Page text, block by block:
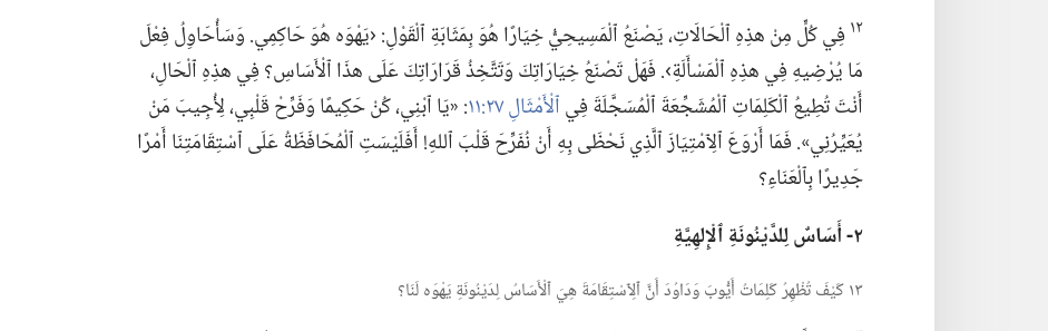
١٢ فِي كُلٍّ مِنْ هذِهِ ٱلْحَالَاتِ،‏ يَصْنَعُ ٱلْمَسِيحِيُّ خِيَارًا هُوَ بِمَثَابَةِ ٱلْقَوْلِ:‏ ‹يَهْوَه هُوَ حَاكِمِي.‏ وَسَأُحَاوِلُ فِعْلَ
مَا يُرْضِيهِ فِي هذِهِ ٱلْمَسْأَلَةِ›.‏ فَهَلْ تَصْنَعُ خِيَارَاتِكَ وَتَتَّخِذُ قَرَارَاتِكَ عَلَى هذَا ٱلْأَسَاسِ؟‏ فِي هذِهِ ٱلْحَالِ،‏
أَنْتَ تُطِيعُ ٱلْكَلِمَاتِ ٱلْمُشَجِّعَةَ ٱلْمُسَجَّلَةَ فِيٱلْأَمْثَالِ ٢٧:‏١١
‏:‏ «يَا ٱبْنِي،‏ كُنْ حَكِيمًا وَفَرِّحْ قَلْبِي،‏ لِأُجِيبَ مَنْ
يُعَيِّرُنِي».‏ فَمَا أَرْوَعَ ٱلِٱمْتِيَازَ ٱلَّذِي نَحْظَى بِهِ أَنْ نُفَرِّحَ قَلْبَ ٱللهِ!‏ أَفَلَيْسَتِ ٱلْمُحَافَظَةُ عَلَى ٱسْتِقَامَتِنَا أَمْرًا
جَدِيرًا بِٱلْعَنَاءِ؟‏
٢-‏ أَسَاسٌ لِلدَّيْنُونَةِ ٱلْإِلهِيَّةِ
١٣ كَيْفَ تُظْهِرُ كَلِمَاتُ أَيُّوبَ وَدَاوُدَ أَنَّ ٱلِٱسْتِقَامَةَ هِيَ ٱلْأَسَاسُ لِدَيْنُونَةِ يَهْوَه لَنَا؟‏